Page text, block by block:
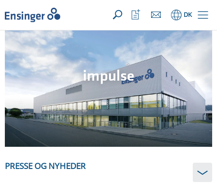
Din forespørgsel ({{productCount}} ProdukterÅbn
Hjem DK
Åbn
favoritliste
impulse
PRESSE OG NYHEDER